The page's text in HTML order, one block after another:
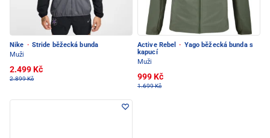
Nike · Stride běžecká bunda
Muži
2.499 Kč
2.899 Kč
Active Rebel · Yago běžecká bunda s
kapucí
Muži
999 Kč
1.699 Kč